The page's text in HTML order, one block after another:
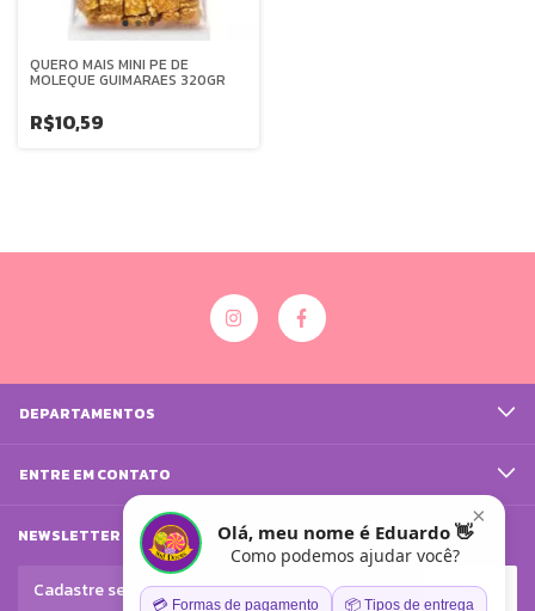
QUERO MAIS MINI PE DE
MOLEQUE GUIMARAES 320GR
R$10,59
DEPARTAMENTOS
ENTRE EM CONTATO
NEWSLETTER
×
Olá, meu nome é Eduardo 👋
Como podemos ajudar você?
💳 Formas de pagamento 📦 Tipos de entrega